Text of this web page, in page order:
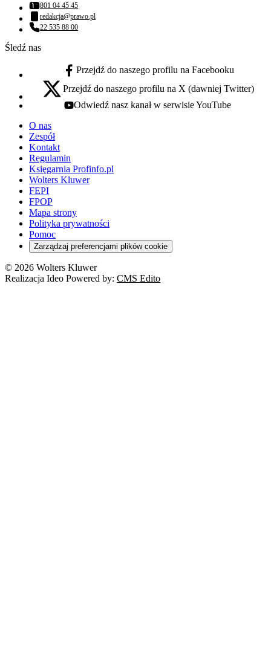
Numer telefonu:
801 04 45 45
Adres email:
redakcja@prawo.pl
Numer telefonu:
22 535 88 00
Śledź nas
facebook - otwiera się w nowej karcie
Przejdź do naszego profilu na Facebooku
x - otwiera się w nowej karcie
Przejdź do naszego profilu na X (dawniej Twitter)
youtube - otwiera się w nowej karcie
Odwiedź nasz kanał w serwisie YouTube
O nas
Zespół
Kontakt
Regulamin
Księgarnia Profinfo.pl
Wolters Kluwer
FEPI
FPOP
Mapa strony
Polityka prywatności
Pomoc
Zarządzaj preferencjami plików cookie
© 2026 Wolters Kluwer
Realizacja Ideo Powered by: CMS Edito